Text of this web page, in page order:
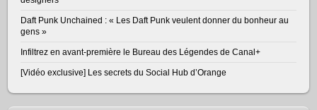
Daft Punk Unchained : « Les Daft Punk veulent donner du bonheur au
gens »
Infiltrez en avant-première le Bureau des Légendes de Canal+
[Vidéo exclusive] Les secrets du Social Hub d’Orange